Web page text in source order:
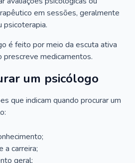
em sessões, geralmente
psicoterapia.
é feito por meio da escuta ativa
prescreve medicamentos.
um psicólogo
que indicam quando procurar um
a carreira;
geral;